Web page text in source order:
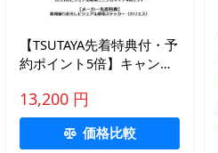
【TSUTAYA先着特典付・予
約ポイント5倍】キャンデ
数量限定生産＞［最終巻］
13,200 円
価格比較